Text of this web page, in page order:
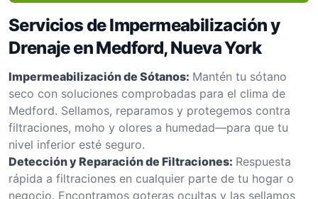
Servicios de Impermeabilización y
Drenaje en Medford, Nueva York
Impermeabilización de Sótanos: Mantén tu sótano
seco con soluciones comprobadas para el clima de
Medford. Sellamos, reparamos y protegemos contra
filtraciones, moho y olores a humedad—para que tu
nivel inferior esté seguro.
Detección y Reparación de Filtraciones: Respuesta
rápida a filtraciones en cualquier parte de tu hogar o
negocio. Encontramos goteras ocultas y las sellamos